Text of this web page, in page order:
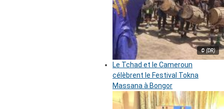
© (DR)
Le Tchad et le Cameroun
célèbrent le Festival Tokna
Massana à Bongor